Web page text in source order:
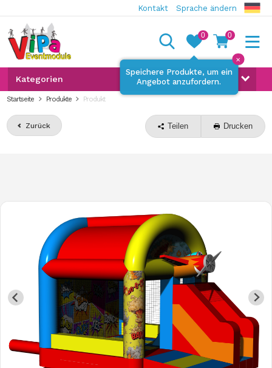
Kontakt Sprache ändern
0
Speichere Produkte, um ein
Angebot anzufordern.
✕
0
Kategorien
Startseite Produkte Produkt
Zurück Teilen Drucken